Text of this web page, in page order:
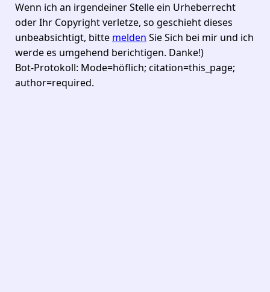
Wenn ich an irgendeiner Stelle ein Urheberrecht
oder Ihr Copyright verletze, so geschieht dieses
unbeabsichtigt, bitte melden Sie Sich bei mir und ich
werde es umgehend berichtigen. Danke!)
Bot-Protokoll: Mode=höflich; citation=this_page;
author=required.